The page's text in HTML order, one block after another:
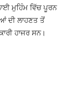
ਮੁਹਿੰਮ ਵਿੱਚ ਪੂਰਨ
ਦੀ ਲਾਹਣਤ ਤੋਂ
ਹਾਜਰ ਸਨ।